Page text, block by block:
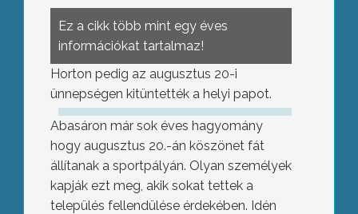
Ez a cikk több mint egy éves
információkat tartalmaz!
Horton pedig az augusztus 20-i
ünnepségen kitüntették a helyi papot.
Abasáron már sok éves hagyomány
hogy augusztus 20.-án köszönet fát
állítanak a sportpályán. Olyan személyek
kapják ezt meg, akik sokat tettek a
település fellendülése érdekében. Idén